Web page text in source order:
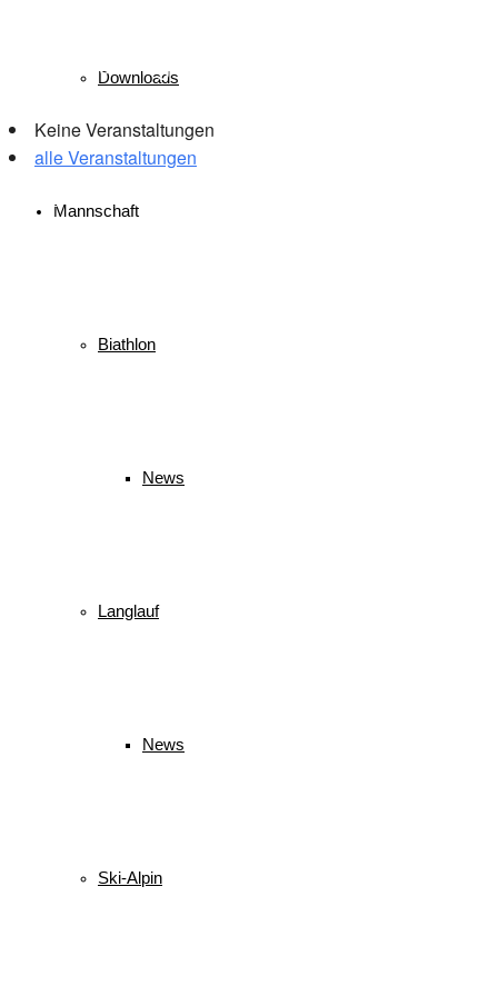
Downloads
Mannschaft
Biathlon
News
Langlauf
News
Ski-Alpin
Veranstaltungen
Keine Veranstaltungen
alle Veranstaltungen
© 2026 WSV Reit im Winkl e.V. powerd by Maximilian Hamberger